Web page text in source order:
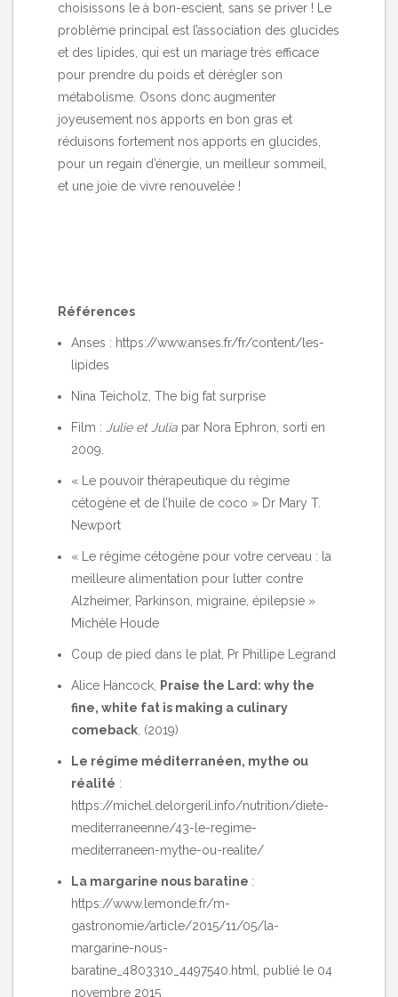
choisissons le à bon-escient, sans se priver ! Le
problème principal est l’association des glucides
et des lipides, qui est un mariage très efficace
pour prendre du poids et dérégler son
métabolisme. Osons donc augmenter
joyeusement nos apports en bon gras et
réduisons fortement nos apports en glucides,
pour un regain d’énergie, un meilleur sommeil,
et une joie de vivre renouvelée !
Références
Anses : https://www.anses.fr/fr/content/les-
lipides
Nina Teicholz, The big fat surprise
Film : Julie et Julia par Nora Ephron, sorti en
2009.
« Le pouvoir thérapeutique du régime
cétogène et de l’huile de coco » Dr Mary T.
Newport
« Le régime cétogène pour votre cerveau : la
meilleure alimentation pour lutter contre
Alzheimer, Parkinson, migraine, épilepsie »
Michèle Houde
Coup de pied dans le plat, Pr Phillipe Legrand
Alice Hancock,
Praise the Lard: why the
fine, white fat is making a culinary
comeback , (2019)
Le régime méditerranéen, mythe ou
réalité :
https://michel.delorgeril.info/nutrition/diete-
mediterraneenne/43-le-regime-
mediterraneen-mythe-ou-realite/
La margarine nous baratine :
https://www.lemonde.fr/m-
gastronomie/article/2015/11/05/la-
margarine-nous-
baratine_4803310_4497540.html
, publié le 04
novembre 2015